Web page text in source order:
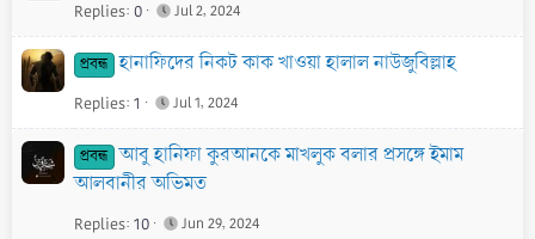
Replies 0 Jul 2, 2024
প্রবন্ধ হানাফিদের নিকট কাক খাওয়া হালাল নাউজুবিল্লাহ
Replies 1 Jul 1, 2024
প্রবন্ধ আবু হানিফা কুরআনকে মাখলুক বলার প্রসঙ্গে ইমাম
আলবানীর অভিমত
Replies 10 Jun 29, 2024